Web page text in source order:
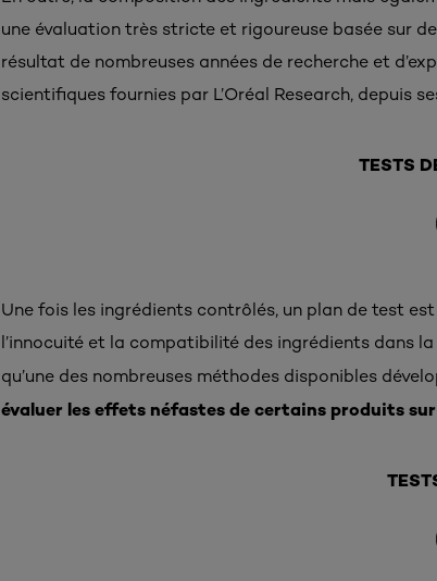
une évaluation très stricte et rigoureuse basée sur
résultat de nombreuses années de recherche et
scientifiques fournies par L’Oréal Research, depuis
TESTS
Une fois les ingrédients contrôlés, un plan de test
l’innocuité et la compatibilité des ingrédients dans
qu’une des nombreuses méthodes disponibles
évaluer les effets néfastes de certains produits sur